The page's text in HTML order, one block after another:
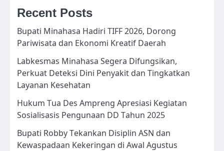
Recent Posts
Bupati Minahasa Hadiri TIFF 2026, Dorong
Pariwisata dan Ekonomi Kreatif Daerah
Labkesmas Minahasa Segera Difungsikan,
Perkuat Deteksi Dini Penyakit dan Tingkatkan
Layanan Kesehatan
Hukum Tua Des Ampreng Apresiasi Kegiatan
Sosialisasis Pengunaan DD Tahun 2025
Bupati Robby Tekankan Disiplin ASN dan
Kewaspadaan Kekeringan di Awal Agustus